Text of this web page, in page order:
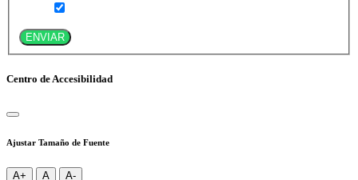
ENVIAR
Centro de Accesibilidad
Ajustar Tamaño de Fuente
A+ A A-